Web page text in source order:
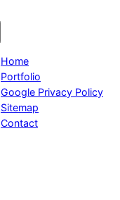
Home
Portfolio
Google Privacy Policy
Sitemap
Contact